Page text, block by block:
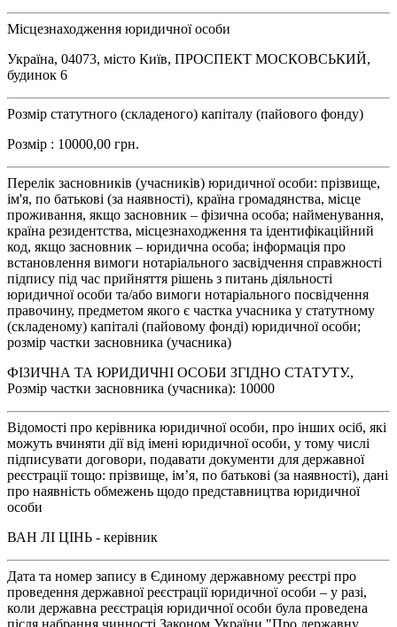
Місцезнаходження юридичної особи
Україна, 04073, місто Київ, ПРОСПЕКТ МОСКОВСЬКИЙ,
будинок 6
Розмір статутного (складеного) капіталу (пайового фонду)
Розмір : 10000,00 грн.
Перелік засновників (учасників) юридичної особи: прізвище,
ім'я, по батькові (за наявності), країна громадянства, місце
проживання, якщо засновник – фізична особа; найменування,
країна резидентства, місцезнаходження та ідентифікаційний
код, якщо засновник – юридична особа; інформація про
встановлення вимоги нотаріального засвідчення справжності
підпису під час прийняття рішень з питань діяльності
юридичної особи та/або вимоги нотаріального посвідчення
правочину, предметом якого є частка учасника у статутному
(складеному) капіталі (пайовому фонді) юридичної особи;
розмір частки засновника (учасника)
ФІЗИЧНА ТА ЮРИДИЧНІ ОСОБИ ЗГІДНО СТАТУТУ.,
Розмір частки засновника (учасника): 10000
Відомості про керівника юридичної особи, про інших осіб, які
можуть вчиняти дії від імені юридичної особи, у тому числі
підписувати договори, подавати документи для державної
реєстрації тощо: прізвище, ім’я, по батькові (за наявності), дані
про наявність обмежень щодо представництва юридичної
особи
ВАН ЛІ ЦІНЬ - керівник
Дата та номер запису в Єдиному державному реєстрі про
проведення державної реєстрації юридичної особи – у разі,
коли державна реєстрація юридичної особи була проведена
після набрання чинності Законом України "Про державну